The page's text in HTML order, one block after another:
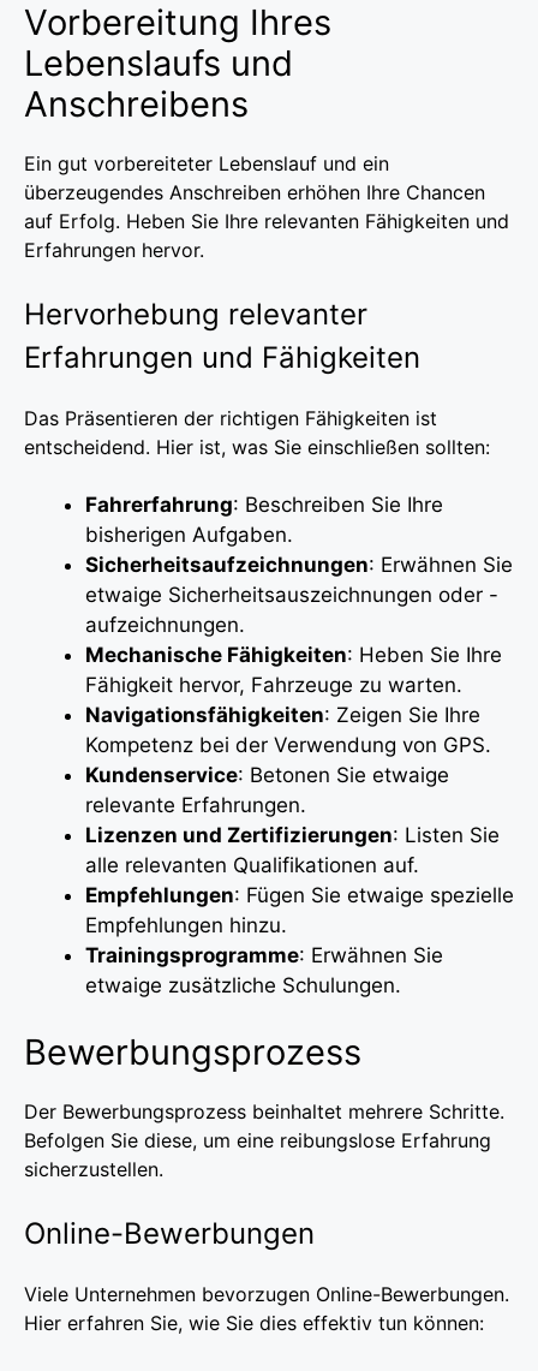
Vorbereitung Ihres
Lebenslaufs und
Anschreibens
Ein gut vorbereiteter Lebenslauf und ein
überzeugendes Anschreiben erhöhen Ihre Chancen
auf Erfolg. Heben Sie Ihre relevanten Fähigkeiten und
Erfahrungen hervor.
Hervorhebung relevanter
Erfahrungen und Fähigkeiten
Das Präsentieren der richtigen Fähigkeiten ist
entscheidend. Hier ist, was Sie einschließen sollten:
Fahrerfahrung: Beschreiben Sie Ihre
bisherigen Aufgaben.
Sicherheitsaufzeichnungen: Erwähnen Sie
etwaige Sicherheitsauszeichnungen oder -
aufzeichnungen.
Mechanische Fähigkeiten: Heben Sie Ihre
Fähigkeit hervor, Fahrzeuge zu warten.
Navigationsfähigkeiten: Zeigen Sie Ihre
Kompetenz bei der Verwendung von GPS.
Kundenservice: Betonen Sie etwaige
relevante Erfahrungen.
Lizenzen und Zertifizierungen: Listen Sie
alle relevanten Qualifikationen auf.
Empfehlungen: Fügen Sie etwaige spezielle
Empfehlungen hinzu.
Trainingsprogramme: Erwähnen Sie
etwaige zusätzliche Schulungen.
Bewerbungsprozess
Der Bewerbungsprozess beinhaltet mehrere Schritte.
Befolgen Sie diese, um eine reibungslose Erfahrung
sicherzustellen.
Online-Bewerbungen
Viele Unternehmen bevorzugen Online-Bewerbungen.
Hier erfahren Sie, wie Sie dies effektiv tun können: